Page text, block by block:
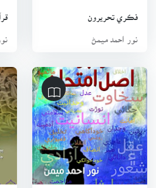
انساني زندگيءَ تي
ان کان علاوه هيٺيان ڪتاب سندس
فڪري تحريرون
نور احمد ميمڻ